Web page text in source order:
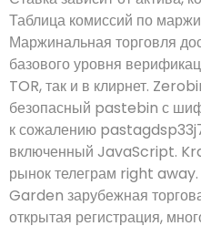
Таблица комиссий по
Маржинальная торговля
базового уровня
TOR, так и в клирнет.
безопасный pastebin с
к сожалению
включенный JavaScript.
рынок телеграм right
Garden зарубежная
открытая регистрация,